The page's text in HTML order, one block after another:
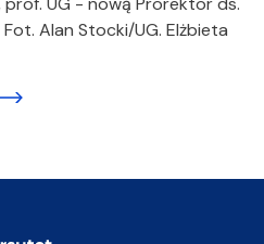
Alan Stocki/UG. Elżbieta